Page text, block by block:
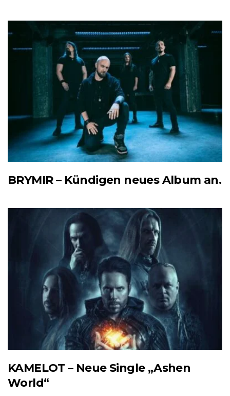
BRYMIR – Kündigen neues Album an.
KAMELOT – Neue Single „Ashen
World“